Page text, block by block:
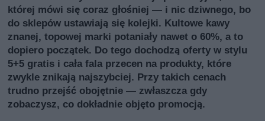
której mówi się coraz głośniej — i nic dziwnego, bo
do sklepów ustawiają się kolejki. Kultowe kawy
znanej, topowej marki potaniały nawet o 60%, a to
dopiero początek. Do tego dochodzą oferty w stylu
5+5 gratis i cała fala przecen na produkty, które
zwykle znikają najszybciej. Przy takich cenach
trudno przejść obojętnie — zwłaszcza gdy
zobaczysz, co dokładnie objęto promocją.